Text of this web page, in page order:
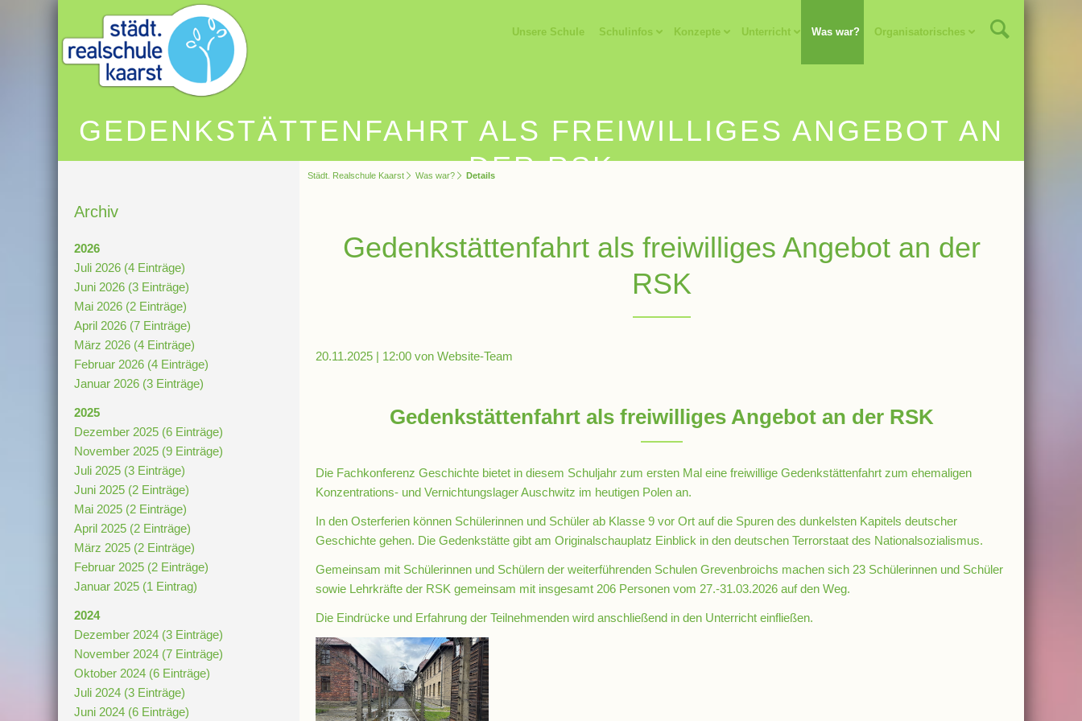
Unsere Schule Schulinfos Konzepte Unterricht Was war? Organisatorisches
GEDENKSTÄTTENFAHRT ALS FREIWILLIGES ANGEBOT AN
DER RSK
Städt. Realschule Kaarst Was war? Details
Gedenkstättenfahrt als freiwilliges Angebot an der
RSK
20.11.2025 | 12:00 von Website-Team
Gedenkstättenfahrt als freiwilliges Angebot an der RSK
Die Fachkonferenz Geschichte bietet in diesem Schuljahr zum ersten Mal eine freiwillige Gedenkstättenfahrt zum ehemaligen
Konzentrations- und Vernichtungslager Auschwitz im heutigen Polen an.
In den Osterferien können Schülerinnen und Schüler ab Klasse 9 vor Ort auf die Spuren des dunkelsten Kapitels deutscher
Geschichte gehen. Die Gedenkstätte gibt am Originalschauplatz Einblick in den deutschen Terrorstaat des Nationalsozialismus.
Gemeinsam mit Schülerinnen und Schülern der weiterführenden Schulen Grevenbroichs machen sich 23 Schülerinnen und Schüler
sowie Lehrkräfte der RSK gemeinsam mit insgesamt 206 Personen vom 27.-31.03.2026 auf den Weg.
Die Eindrücke und Erfahrung der Teilnehmenden wird anschließend in den Unterricht einfließen.
Archiv
2026
Juli 2026 (4 Einträge)
Juni 2026 (3 Einträge)
Mai 2026 (2 Einträge)
April 2026 (7 Einträge)
März 2026 (4 Einträge)
Februar 2026 (4 Einträge)
Januar 2026 (3 Einträge)
2025
Dezember 2025 (6 Einträge)
November 2025 (9 Einträge)
Juli 2025 (3 Einträge)
Juni 2025 (2 Einträge)
Mai 2025 (2 Einträge)
April 2025 (2 Einträge)
März 2025 (2 Einträge)
Februar 2025 (2 Einträge)
Januar 2025 (1 Eintrag)
2024
Dezember 2024 (3 Einträge)
November 2024 (7 Einträge)
Oktober 2024 (6 Einträge)
Juli 2024 (3 Einträge)
Juni 2024 (6 Einträge)